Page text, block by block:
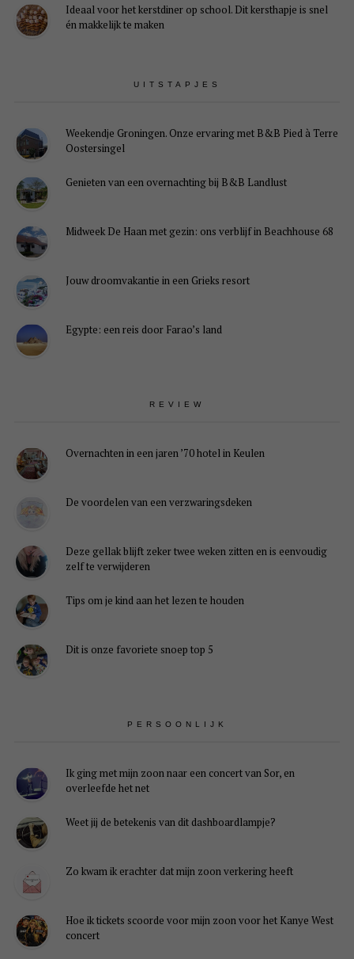
Ideaal voor het kerstdiner op school. Dit kersthapje is snel
én makkelijk te maken
UITSTAPJES
Weekendje Groningen. Onze ervaring met B&B Pied à Terre
Oostersingel
Genieten van een overnachting bij B&B Landlust
Midweek De Haan met gezin: ons verblijf in Beachhouse 68
Jouw droomvakantie in een Grieks resort
Egypte: een reis door Farao’s land
REVIEW
Overnachten in een jaren ’70 hotel in Keulen
De voordelen van een verzwaringsdeken
Deze gellak blijft zeker twee weken zitten en is eenvoudig
zelf te verwijderen
Tips om je kind aan het lezen te houden
Dit is onze favoriete snoep top 5
PERSOONLIJK
Ik ging met mijn zoon naar een concert van Sor, en
overleefde het net
Weet jij de betekenis van dit dashboardlampje?
Zo kwam ik erachter dat mijn zoon verkering heeft
Hoe ik tickets scoorde voor mijn zoon voor het Kanye West
concert